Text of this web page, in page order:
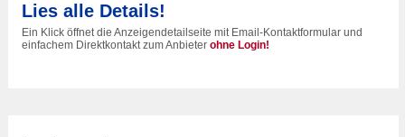
Lies alle Details!
Ein Klick öffnet die Anzeigendetailseite mit Email-Kontaktformular und
einfachem Direktkontakt zum Anbieter ohne Login!